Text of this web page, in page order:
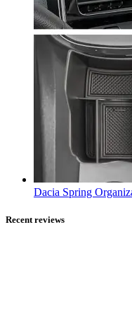
Dacia Spring
Recent reviews